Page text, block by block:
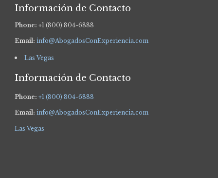
Información de Contacto
Phone: +1 (800) 804-6888
Email: info@AbogadosConExperiencia.com
Las Vegas
Información de Contacto
Phone: +1 (800) 804-6888
Email: info@AbogadosConExperiencia.com
Las Vegas